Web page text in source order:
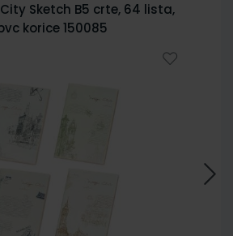
City Sketch B5 crte, 64 lista,
korice 150085